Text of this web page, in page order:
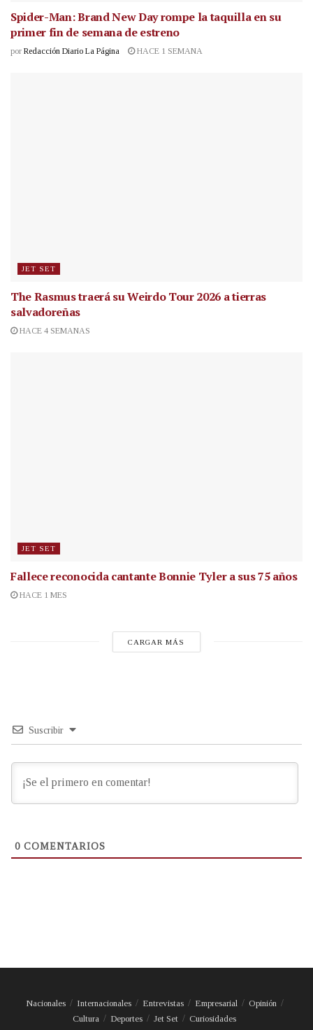
Spider-Man: Brand New Day rompe la taquilla en su
primer fin de semana de estreno
por Redacción Diario La Página HACE 1 SEMANA
JET SET
The Rasmus traerá su Weirdo Tour 2026 a tierras
salvadoreñas
HACE 4 SEMANAS
JET SET
Fallece reconocida cantanteBonnie Tyler a sus 75 años
HACE 1 MES
CARGAR MÁS
Suscribir
0 COMENTARIOS
Nacionales Internacionales Entrevistas Empresarial
Opinión
Cultura
Deportes Jet Set Curiosidades